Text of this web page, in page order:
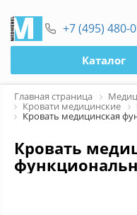
+7 (495) 480-
Каталог
Главная страница
Кровати медицинские
Кровать медицинская
Кровать